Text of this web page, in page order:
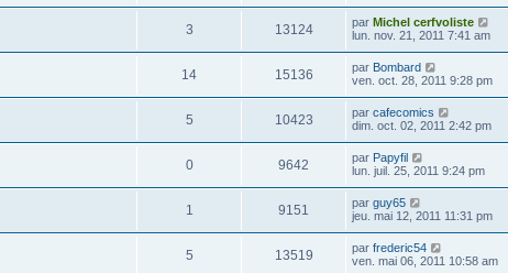
3 13124 par Michel cerfvoliste
lun. nov. 21, 2011 7:41 am
14 15136 par Bombard
ven. oct. 28, 2011 9:28 pm
5 10423 par cafecomics
dim. oct. 02, 2011 2:42 pm
0 9642 par Papyfil
lun. juil. 25, 2011 9:24 pm
1 9151 par guy65
jeu. mai 12, 2011 11:31 pm
5 13519 par frederic54
ven. mai 06, 2011 10:58 am